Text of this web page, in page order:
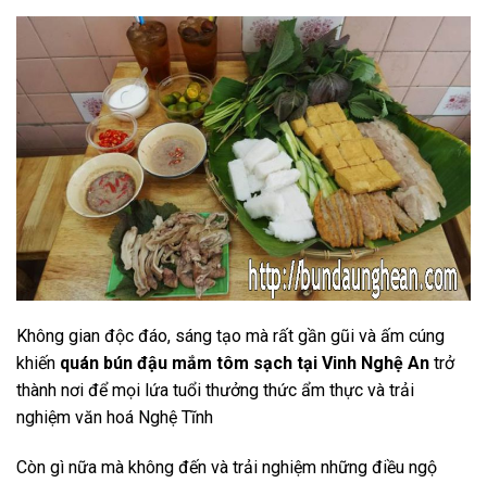
Không gian độc đáo, sáng tạo mà rất gần gũi và ấm cúng
khiến quán bún đậu mắm tôm sạch tại Vinh Nghệ An trở
thành nơi để mọi lứa tuổi thưởng thức ẩm thực và trải
nghiệm văn hoá Nghệ Tĩnh
Còn gì nữa mà không đến và trải nghiệm những điều ngộ